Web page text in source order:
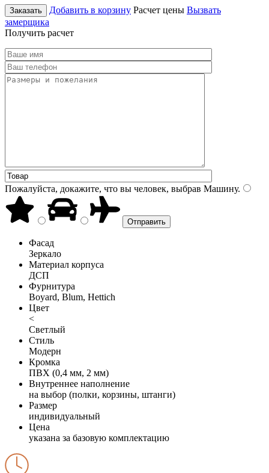
Заказать Добавить в корзину Расчет цены Вызвать
замерщика
Получить расчет
Пожалуйста, докажите, что вы человек, выбрав Машину.
Фасад
Зеркало
Материал корпуса
ДСП
Фурнитура
Boyard, Blum, Hettich
Цвет
<
Светлый
Стиль
Модерн
Кромка
ПВХ (0,4 мм, 2 мм)
Внутреннее наполнение
на выбор (полки, корзины, штанги)
Размер
индивидуальный
Цена
указана за базовую комплектацию